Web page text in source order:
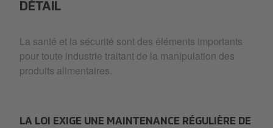
DÉTAIL
La santé et la sécurité sont des éléments importants
pour toute industrie traitant de la manipulation des
produits alimentaires.
LA LOI EXIGE UNE MAINTENANCE RÉGULIÈRE DE